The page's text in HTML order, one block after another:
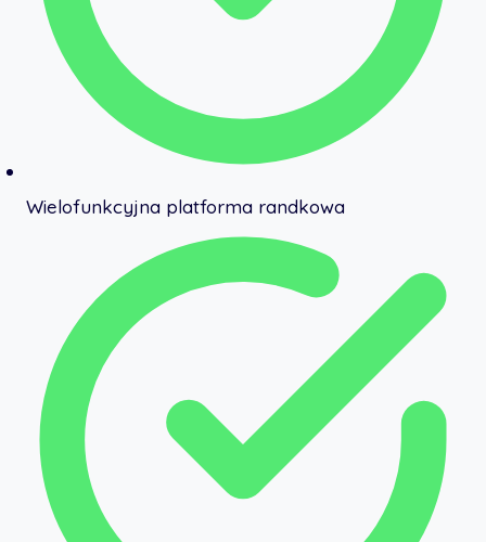
Wielofunkcyjna platforma randkowa